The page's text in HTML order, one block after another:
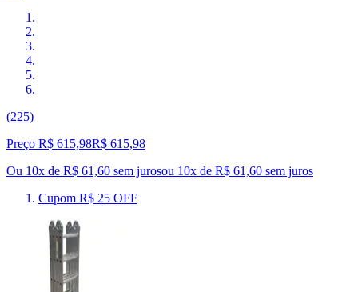
(225)
Preço R$ 615,98R$ 615,98
Ou 10x de R$ 61,60 sem jurosou 10x de R$ 61,60 sem juros
Cupom R$ 25 OFF